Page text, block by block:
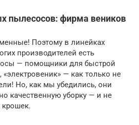
пылесосов: фирма веников
Поэтому в линейках
производителей есть
— помощники для быстрой
«электровеник» — как только не
Но, как мы убедились, они
качественную уборку — и не